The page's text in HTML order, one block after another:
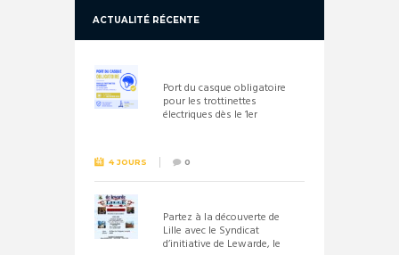
ACTUALITÉ RÉCENTE
Port du casque obligatoire
pour les trottinettes
électriques dès le 1er
4 JOURS 0
Partez à la découverte de
Lille avec le Syndicat
d’initiative de Lewarde, le